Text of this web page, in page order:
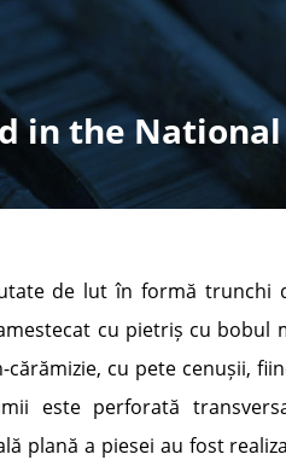
in the
de lut în formă trunchi
cu pietriș cu bobul
cu pete cenușii,
este perforată
plană a piesei au fost